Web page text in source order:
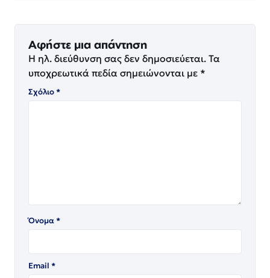
Αφήστε μια απάντηση
Η ηλ. διεύθυνση σας δεν δημοσιεύεται. Τα
υποχρεωτικά πεδία σημειώνονται με *
Σχόλιο*
Όνομα*
Email *